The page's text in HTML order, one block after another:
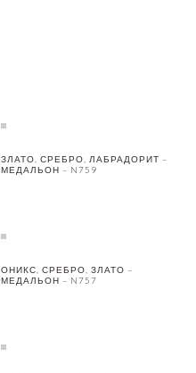
ЗЛАТО, СРЕБРО, ЛАБРАДОРИТ –
МЕДАЛЬОН – N759
ОНИКС, СРЕБРО, ЗЛАТО –
МЕДАЛЬОН – N757